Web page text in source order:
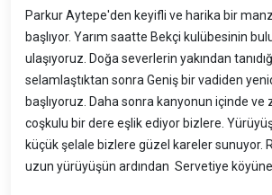
Parkur Aytepe'den keyifli ve harika bir
başlıyor. Yarım saatte Bekçi kulübesinin
ulaşıyoruz. Doğa severlerin yakından
selamlaştıktan sonra Geniş bir vadiden
başlıyoruz. Daha sonra kanyonun içinde
coşkulu bir dere eşlik ediyor bizlere.
küçük şelale bizlere güzel kareler sunuyor.
uzun yürüyüşün ardından Servetiye köyüne